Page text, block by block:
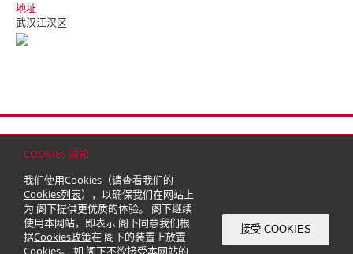
COOKIES 通知
我们使用Cookies（请查看我们的
Cookies列表），以确保我们在网站上
为 阁下提供更优质的体验。 阁下继续
使用本网站，即表示 阁下同意我们根
据Cookies政策在 阁下的装置上放置
Cookies。 如 阁下不欲接受本网站的
接受 COOKIES
地址
武汉江汉区
© 2026 嘉里建设有限公司 (于百慕达注册成立之有限公司)